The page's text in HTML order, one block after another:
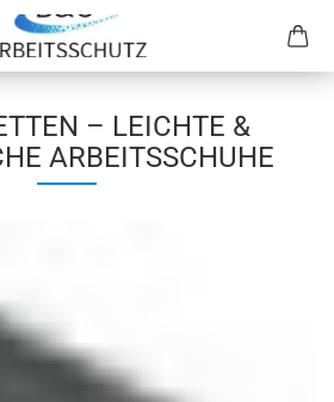
– LEICHTE &
ARBEITSSCHUHE